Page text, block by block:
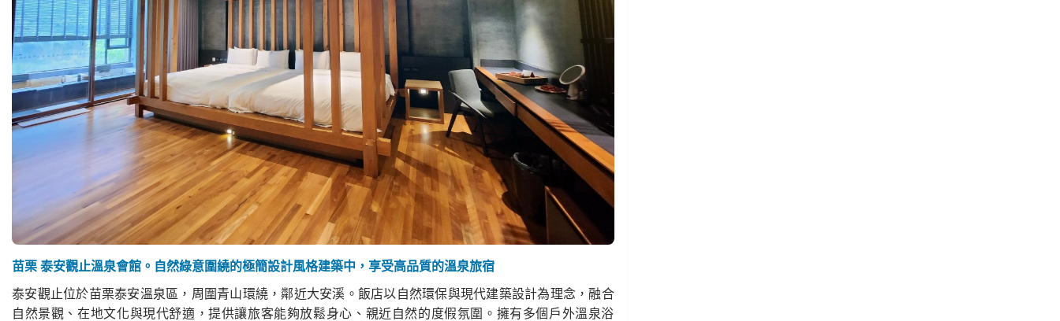
苗栗 泰安觀止溫泉會館。自然綠意圍繞的極簡設計風格建築中，享受高品質的溫泉旅宿
泰安觀止位於苗栗泰安溫泉區，周圍青山環繞，鄰近大安溪。飯店以自然環保與現代建築設計為理念，融合
自然景觀、在地文化與現代舒適，提供讓旅客能夠放鬆身心、親近自然的度假氛圍。擁有多個戶外溫泉浴